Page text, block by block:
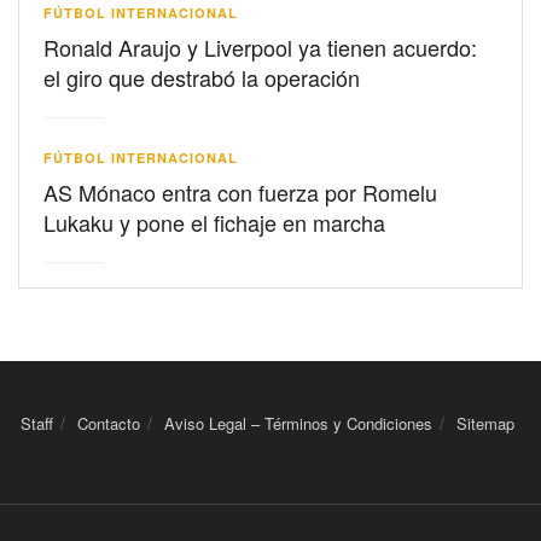
FÚTBOL INTERNACIONAL
Ronald Araujo y Liverpool ya tienen acuerdo:
el giro que destrabó la operación
FÚTBOL INTERNACIONAL
AS Mónaco entra con fuerza por Romelu
Lukaku y pone el fichaje en marcha
Staff Contacto Aviso Legal – Términos y Condiciones Sitemap